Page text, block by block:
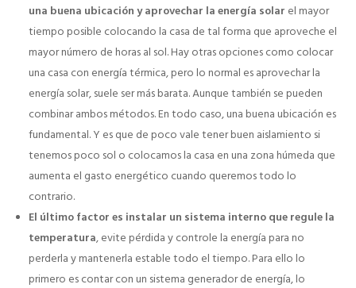
una buena ubicación y aprovechar la energía solar el mayor
tiempo posible colocando la casa de tal forma que aproveche el
mayor número de horas al sol. Hay otras opciones como colocar
una casa con energía térmica, pero lo normal es aprovechar la
energía solar, suele ser más barata. Aunque también se pueden
combinar ambos métodos. En todo caso, una buena ubicación es
fundamental. Y es que de poco vale tener buen aislamiento si
tenemos poco sol o colocamos la casa en una zona húmeda que
aumenta el gasto energético cuando queremos todo lo
contrario.
El último factor es instalar un sistema interno que regule la
temperatura, evite pérdida y controle la energía para no
perderla y mantenerla estable todo el tiempo. Para ello lo
primero es contar con un sistema generador de energía, lo